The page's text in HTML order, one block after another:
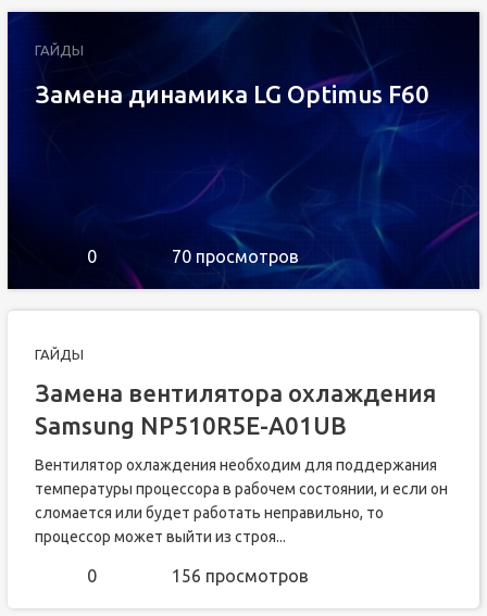
ГАЙДЫ
Замена динамика LG Optimus F60
0 70 просмотров
ГАЙДЫ
Замена вентилятора охлаждения
Samsung NP510R5E-A01UB
Вентилятор охлаждения необходим для поддержания
температуры процессора в рабочем состоянии, и если он
сломается или будет работать неправильно, то
процессор может выйти из строя...
0 156 просмотров